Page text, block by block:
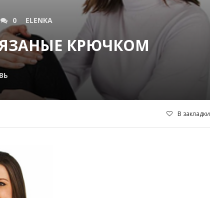
0 ELENKA
КРЮЧКОМ
В закладки